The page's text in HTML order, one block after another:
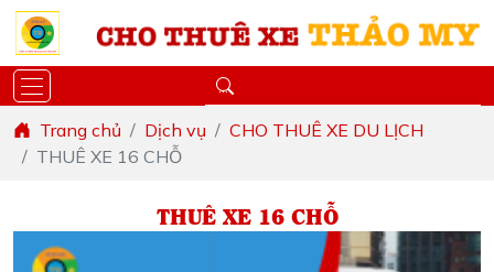
Trang chủ Dịch vụ
CHO THUÊ XE DU LỊCH
THUÊ XE 16 CHỖ
THUÊ XE 16 CHỖ